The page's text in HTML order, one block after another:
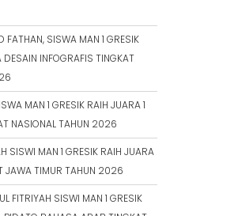
SISWA MAN 1 GRESIK
INFOGRAFIS TINGKAT
MAN 1 GRESIK RAIH JUARA 1
NASIONAL TAHUN 2026
SISWI MAN 1 GRESIK RAIH JUARA
JAWA TIMUR TAHUN 2026
FITRIYAH SISWI MAN 1 GRESIK